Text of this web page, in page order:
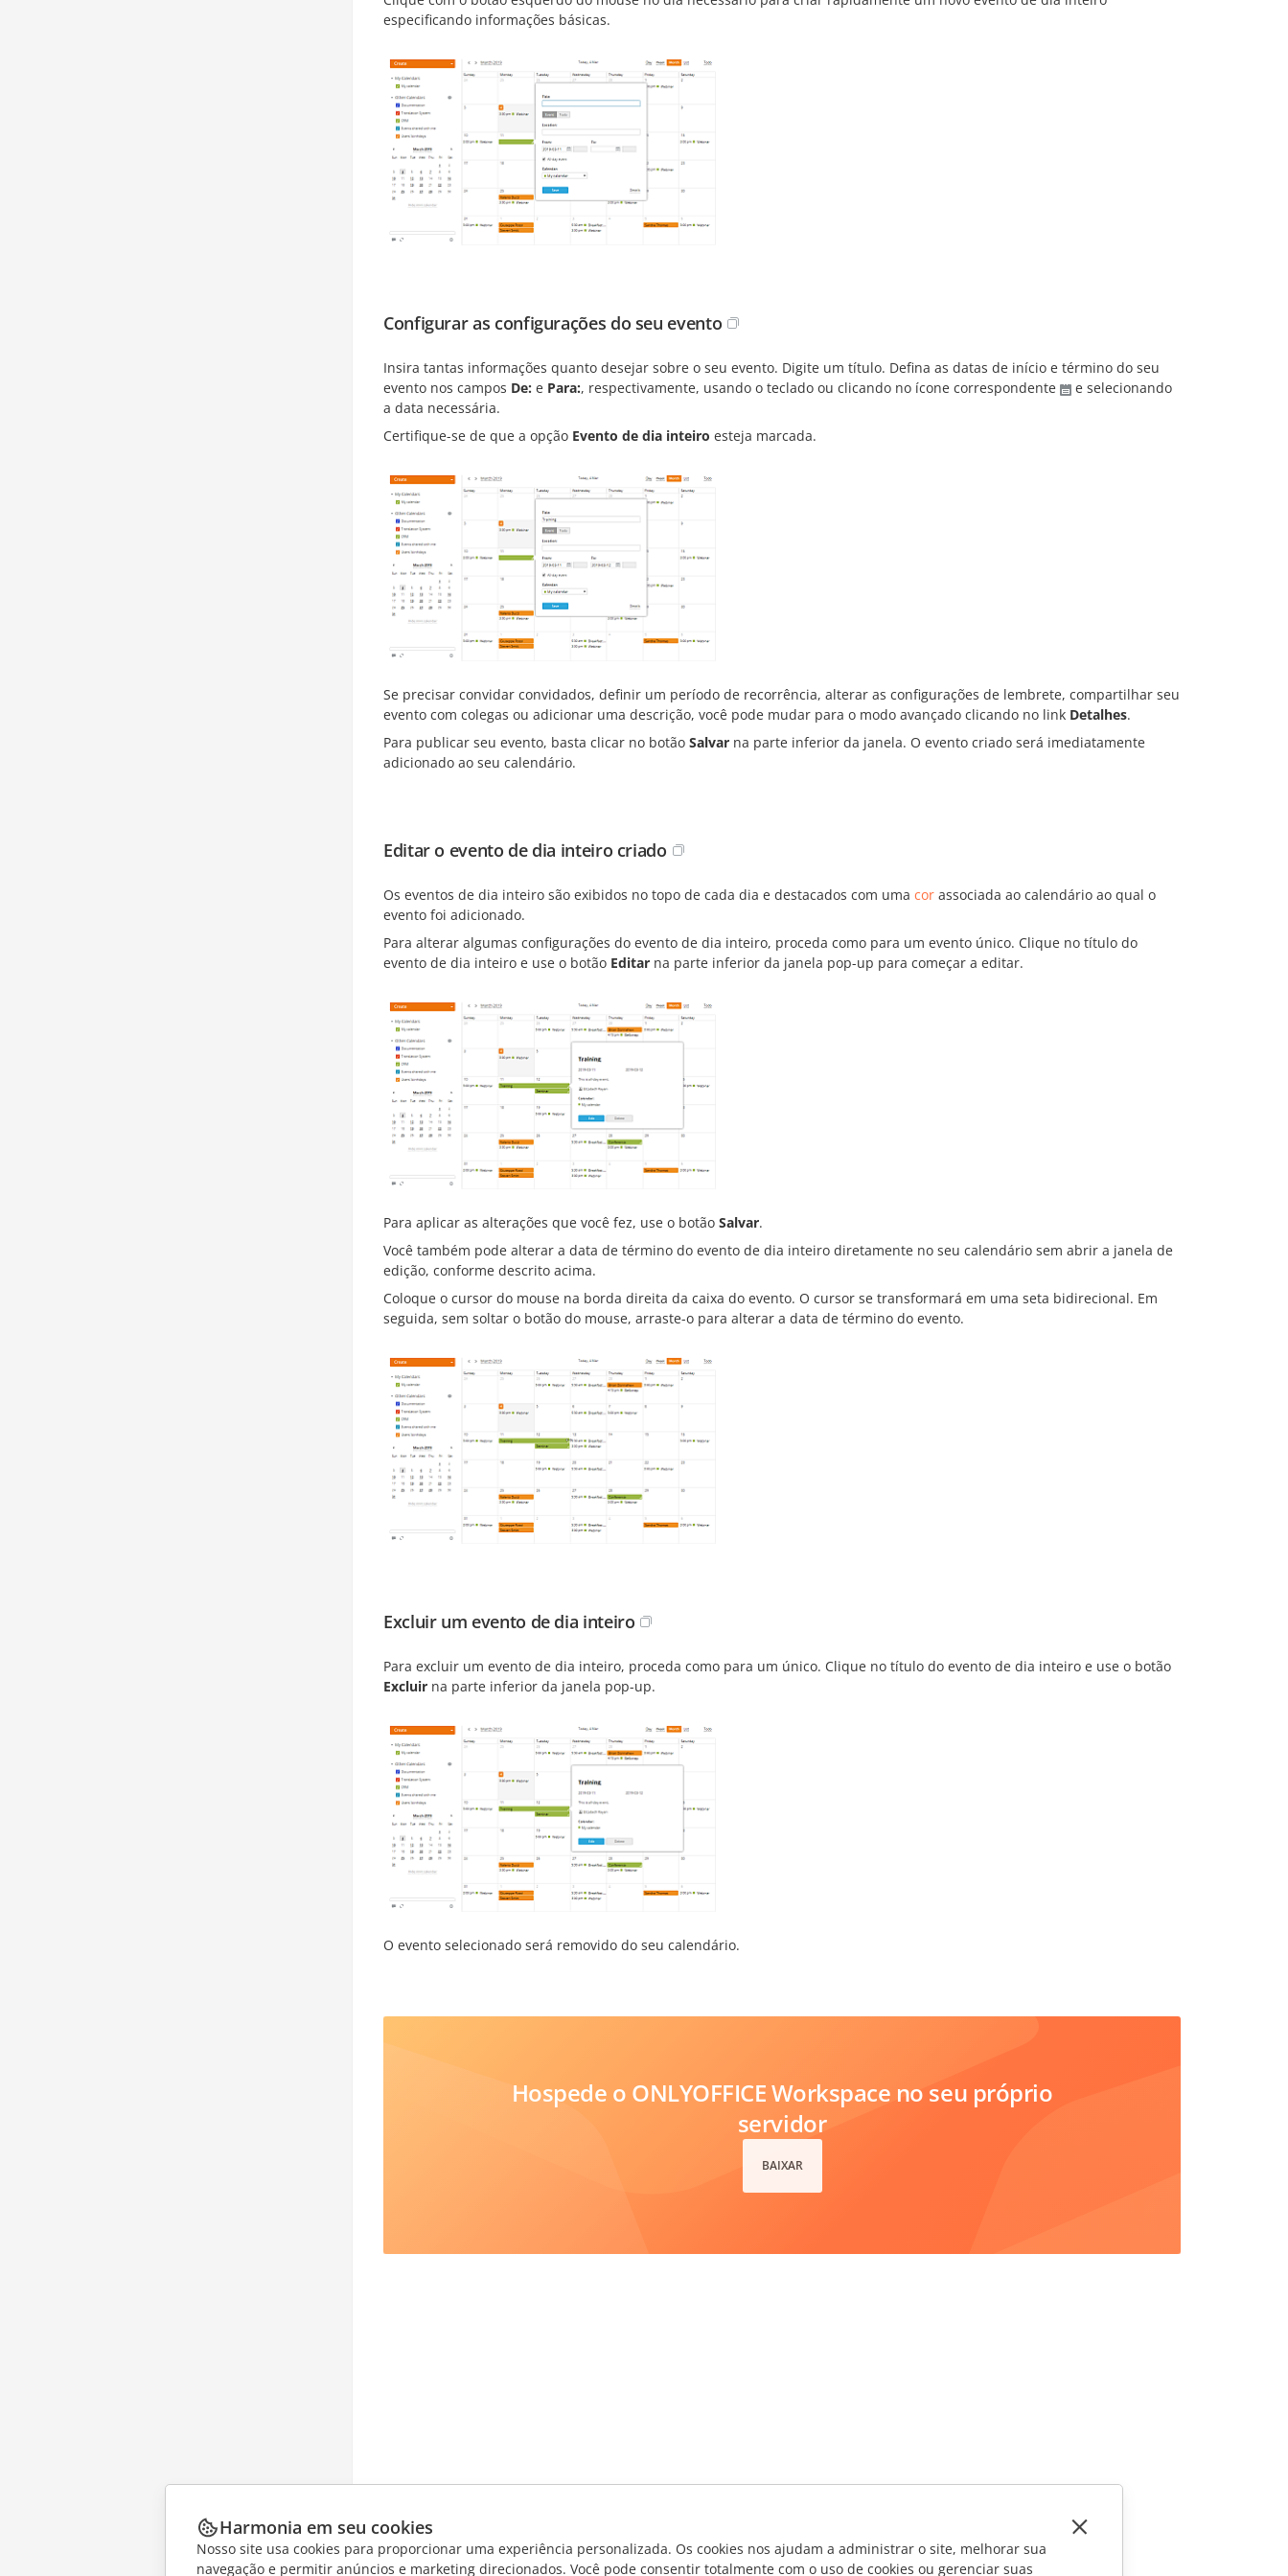
especificando informações básicas.
Configurar as configurações do seu evento
Insira tantas informações quanto desejar sobre o seu evento. Digite um título. Defina as datas de início e término do seu
evento nos campos De: e Para:, respectivamente, usando o teclado ou clicando no ícone correspondente
e selecionando
a data necessária.
Certifique-se de que a opção Evento de dia inteiro esteja marcada.
Se precisar convidar convidados, definir um período de recorrência, alterar as configurações de lembrete, compartilhar seu
evento com colegas ou adicionar uma descrição, você pode mudar para o modo avançado clicando no link Detalhes.
Para publicar seu evento, basta clicar no botão Salvar na parte inferior da janela. O evento criado será imediatamente
adicionado ao seu calendário.
Editar o evento de dia inteiro criado
Os eventos de dia inteiro são exibidos no topo de cada dia e destacados com uma cor associada ao calendário ao qual o
evento foi adicionado.
Para alterar algumas configurações do evento de dia inteiro, proceda como para um evento único. Clique no título do
evento de dia inteiro e use o botão Editar na parte inferior da janela pop-up para começar a editar.
Para aplicar as alterações que você fez, use o botão Salvar.
Você também pode alterar a data de término do evento de dia inteiro diretamente no seu calendário sem abrir a janela de
edição, conforme descrito acima.
Coloque o cursor do mouse na borda direita da caixa do evento. O cursor se transformará em uma seta bidirecional. Em
seguida, sem soltar o botão do mouse, arraste-o para alterar a data de término do evento.
Excluir um evento de dia inteiro
Para excluir um evento de dia inteiro, proceda como para um único. Clique no título do evento de dia inteiro e use o botão
Excluir na parte inferior da janela pop-up.
O evento selecionado será removido do seu calendário.
Hospede o ONLYOFFICE Workspace no seu próprio
servidor
BAIXAR
Harmonia em seu cookies
Nosso site usa cookies para proporcionar uma experiência personalizada. Os cookies nos ajudam a administrar o site, melhorar sua
navegação e permitir anúncios e marketing direcionados. Você pode consentir totalmente com o uso de cookies ou gerenciar suas